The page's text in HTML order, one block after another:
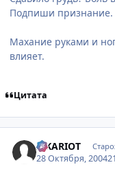
Подпиши признание.
Махание руками и
влияет.
Цитата
ISKARIOT
28 Октября, 2004